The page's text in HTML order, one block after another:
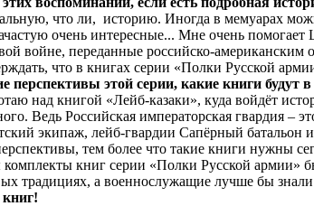
что ли, историю. Иногда в мемуарах
очень интересные... Мне очень
войне, переданные российско-
что в книгах серии «Полки Русской
этой серии, какие книги будут
над книгой «Лейб-казаки», куда войдёт
Ведь Российская императорская гвардия –
экипаж, лейб-гвардии Сапёрный батальон и
тем более что такие книги нужны
книг серии «Полки Русской армии»
традициях, а военнослужащие лучше бы